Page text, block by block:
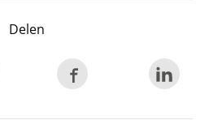
Delen